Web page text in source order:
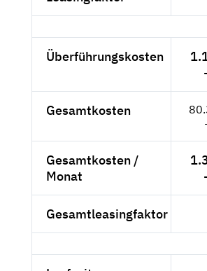
Überführungskosten
Gesamtkosten
Gesamtkosten /
Monat
Gesamtleasingfaktor